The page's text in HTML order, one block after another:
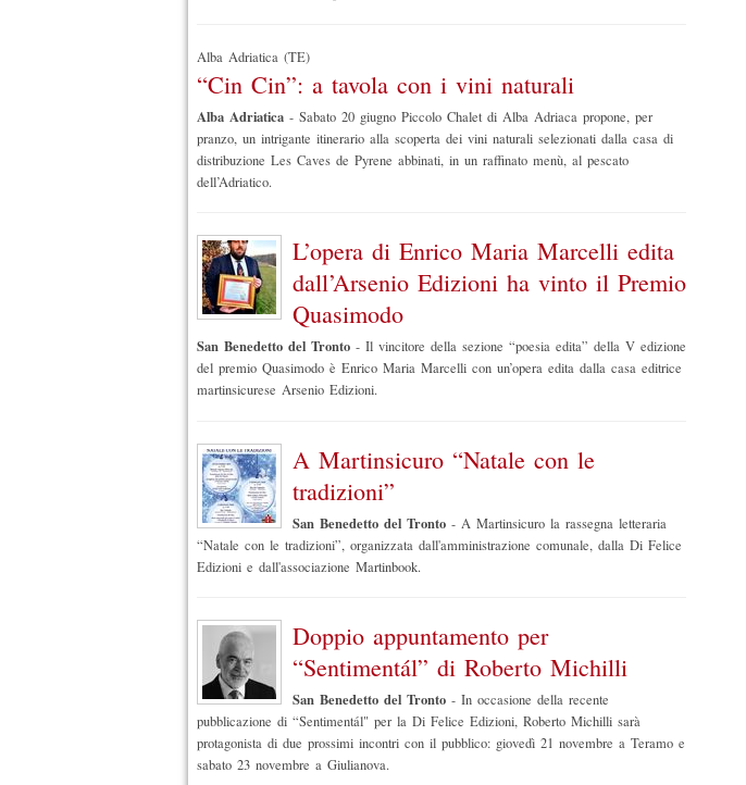
Alba Adriatica (TE)
“Cin Cin”: a tavola con i vini naturali
Alba Adriatica- Sabato 20 giugno Piccolo Chalet di Alba Adriaca propone, per
pranzo, un intrigante itinerario alla scoperta dei vini naturali selezionati dalla casa di
distribuzione Les Caves de Pyrene abbinati, in un raffinato menù, al pescato
dell’Adriatico.
L’opera di Enrico Maria Marcelli edita
dall’Arsenio Edizioni ha vinto il Premio
Quasimodo
San Benedetto del Tronto- Il vincitore della sezione “poesia edita” della V edizione
del premio Quasimodo è Enrico Maria Marcelli con un’opera edita dalla casa editrice
martinsicurese Arsenio Edizioni.
A Martinsicuro “Natale con le
tradizioni”
San Benedetto del Tronto- A Martinsicuro la rassegna letteraria
“Natale con le tradizioni”, organizzata dall'amministrazione comunale, dalla Di Felice
Edizioni e dall'associazione Martinbook.
Doppio appuntamento per
“Sentimentál” di Roberto Michilli
San Benedetto del Tronto- In occasione della recente
pubblicazione di “Sentimentál" per la Di Felice Edizioni, Roberto Michilli sarà
protagonista di due prossimi incontri con il pubblico: giovedì 21 novembre a Teramo e
sabato 23 novembre a Giulianova.